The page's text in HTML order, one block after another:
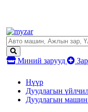
Миний зарууд
Нүүр
Дуудлагын
Дуудлагын машин